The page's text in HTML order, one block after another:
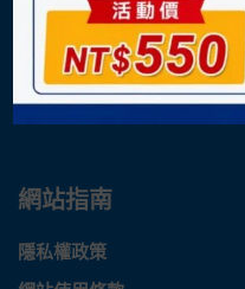
日機官方網站
企業概況
最新消息
網站指南
隱私權政策